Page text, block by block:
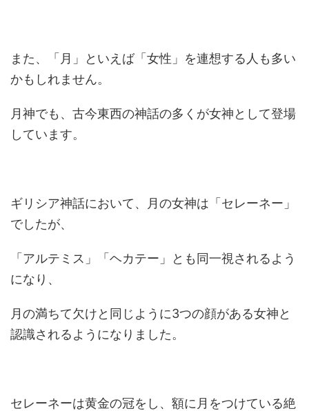
また、「月」といえば「女性」を連想する人も多い
かもしれません。
月神でも、古今東西の神話の多くが女神として登場
しています。
ギリシア神話において、月の女神は「セレーネー」
でしたが、
「アルテミス」「ヘカテー」とも同一視されるよう
になり、
月の満ちて欠けと同じように3つの顔がある女神と
認識されるようになりました。
セレーネーは黄金の冠をし、額に月をつけている絶